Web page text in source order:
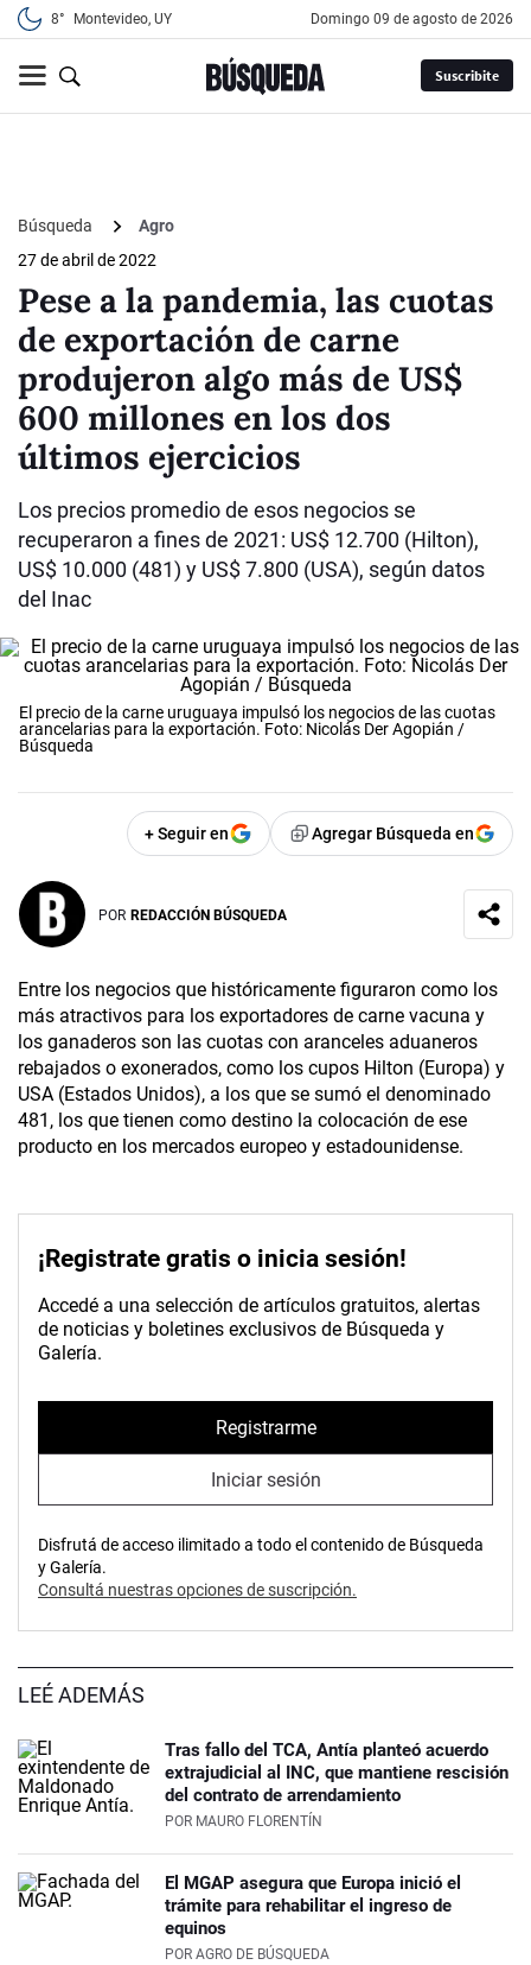
8° Montevideo, UY domingo 09 de agosto de 2026
Suscribite
Búsqueda
Agro
27 de abril de 2022
Pese a la pandemia, las cuotas
de exportación de carne
produjeron algo más de US$
600 millones en los dos
últimos ejercicios
Los precios promedio de esos negocios se
recuperaron a fines de 2021: US$ 12.700 (Hilton),
US$ 10.000 (481) y US$ 7.800 (USA), según datos
del Inac
El precio de la carne uruguaya impulsó los negocios de las cuotas
arancelarias para la exportación. Foto: Nicolás Der Agopián /
Búsqueda
+ Seguir en Agregar Búsqueda en
POR REDACCIÓN BÚSQUEDA
Entre los negocios que históricamente figuraron como los
más atractivos para los exportadores de carne vacuna y
los ganaderos son las cuotas con aranceles aduaneros
rebajados o exonerados, como los cupos Hilton (Europa) y
USA (Estados Unidos), a los que se sumó el denominado
481, los que tienen como destino la colocación de ese
producto en los mercados europeo y estadounidense.
¡Registrate gratis o inicia sesión!
Accedé a una selección de artículos gratuitos, alertas
de noticias y boletines exclusivos de Búsqueda y
Galería.
Registrarme
Iniciar sesión
Disfrutá de acceso ilimitado a todo el contenido de Búsqueda
y Galería.
Consultá nuestras opciones de suscripción.
LEÉ ADEMÁS
Tras fallo del TCA, Antía planteó acuerdo
extrajudicial al INC, que mantiene rescisión
del contrato de arrendamiento
POR MAURO FLORENTÍN
El MGAP asegura que Europa inició el
trámite para rehabilitar el ingreso de
equinos
POR AGRO DE BÚSQUEDA